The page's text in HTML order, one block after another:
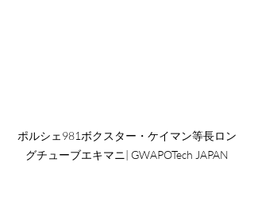
ポルシェ981ボクスター・ケイマン等長ロン
グチューブエキマニ| GWAPOTech JAPAN